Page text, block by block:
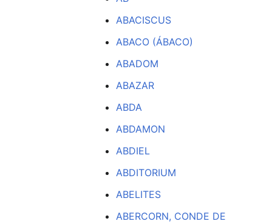
ABACISCUS
ABACO (ÁBACO)
ABADOM
ABAZAR
ABDA
ABDAMON
ABDIEL
ABDITORIUM
ABELITES
ABERCORN, CONDE DE